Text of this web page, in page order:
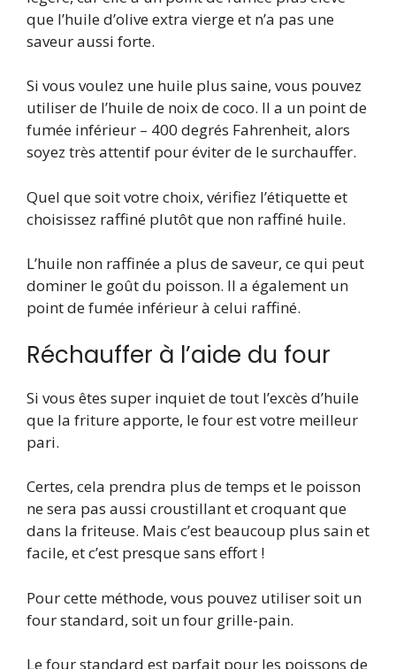
que l’huile d’olive extra vierge et n’a pas une
saveur aussi forte.
Si vous voulez une huile plus saine, vous pouvez
utiliser de l’huile de noix de coco. Il a un point de
fumée inférieur – 400 degrés Fahrenheit, alors
soyez très attentif pour éviter de le surchauffer.
Quel que soit votre choix, vérifiez l’étiquette et
choisissez raffiné plutôt que non raffiné huile.
L’huile non raffinée a plus de saveur, ce qui peut
dominer le goût du poisson. Il a également un
point de fumée inférieur à celui raffiné.
Réchauffer à l’aide du four
Si vous êtes super inquiet de tout l’excès d’huile
que la friture apporte, le four est votre meilleur
pari.
Certes, cela prendra plus de temps et le poisson
ne sera pas aussi croustillant et croquant que
dans la friteuse. Mais c’est beaucoup plus sain et
facile, et c’est presque sans effort !
Pour cette méthode, vous pouvez utiliser soit un
four standard, soit un four grille-pain.
Le four standard est parfait pour les poissons de